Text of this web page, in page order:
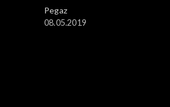
Pegaz
08.05.2019